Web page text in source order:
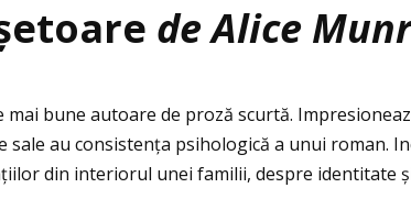
de Alice
mai bune autoare de proză scurtă.
au consistenţa psihologică a unui roman.
din interiorul unei familii, despre